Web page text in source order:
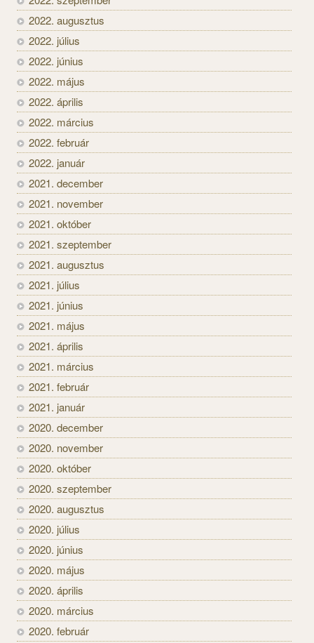
2022. augusztus
2022. július
2022. június
2022. május
2022. április
2022. március
2022. február
2022. január
2021. december
2021. november
2021. október
2021. szeptember
2021. augusztus
2021. július
2021. június
2021. május
2021. április
2021. március
2021. február
2021. január
2020. december
2020. november
2020. október
2020. szeptember
2020. augusztus
2020. július
2020. június
2020. május
2020. április
2020. március
2020. február